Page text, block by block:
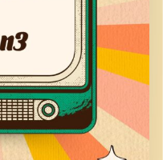
וגם מי תהיה סדרת הנוער
הנוסטלגיה האהובים
כנסו והשפיעו!
עם צח שמעון, שיר זוארץ